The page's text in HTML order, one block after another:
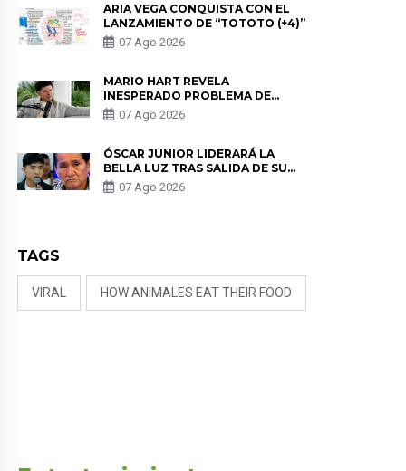
ARIA VEGA CONQUISTA CON EL
LANZAMIENTO DE “TOTOTO (+4)”
07 Ago 2026
MARIO HART REVELA
INESPERADO PROBLEMA DE
SALUD ANTES DE SEPARARSE DE
KORINA: “ME ENCONTRARON UN
07 Ago 2026
ÓSCAR JUNIOR LIDERARÁ LA
BELLA LUZ TRAS SALIDA DE SU
PADRE POR POLÉMICA CON
NALDY SALDAÑA
07 Ago 2026
TAGS
VIRAL HOW ANIMALES EAT THEIR FOOD